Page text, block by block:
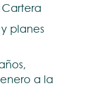
Cartera
planes
a la